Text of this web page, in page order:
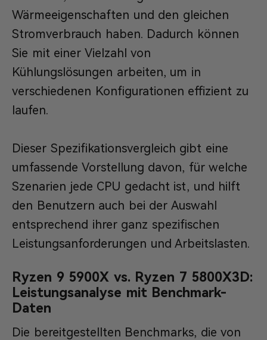
Wärmeeigenschaften und den gleichen
Stromverbrauch haben. Dadurch können
Sie mit einer Vielzahl von
Kühlungslösungen arbeiten, um in
verschiedenen Konfigurationen effizient zu
laufen.
Dieser Spezifikationsvergleich gibt eine
umfassende Vorstellung davon, für welche
Szenarien jede CPU gedacht ist, und hilft
den Benutzern auch bei der Auswahl
entsprechend ihrer ganz spezifischen
Leistungsanforderungen und Arbeitslasten.
Ryzen 9 5900X vs. Ryzen 7 5800X3D:
Leistungsanalyse mit Benchmark-
Daten
Die bereitgestellten Benchmarks, die von